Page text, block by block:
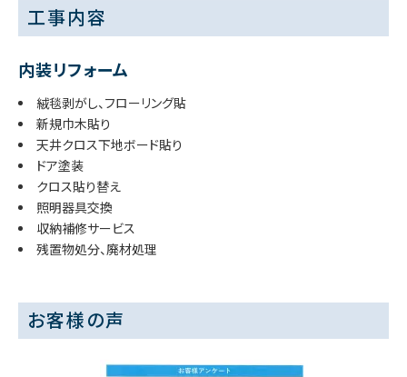
工事内容
内装リフォーム
絨毯剥がし、フローリング貼
新規巾木貼り
天井クロス下地ボード貼り
ドア塗装
クロス貼り替え
照明器具交換
収納補修サービス
残置物処分、廃材処理
お客様の声